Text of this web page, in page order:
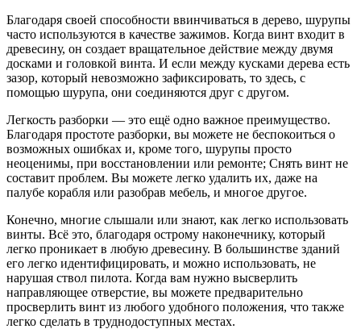
Благодаря своей способности ввинчиваться в дерево, шурупы
часто используются в качестве зажимов. Когда винт входит в
древесину, он создает вращательное действие между двумя
досками и головкой винта. И если между кусками дерева есть
зазор, который невозможно зафиксировать, то здесь, с
помощью шурупа, они соединяются друг с другом.
Легкость разборки — это ещё одно важное преимущество.
Благодаря простоте разборки, вы можете не беспокоиться о
возможных ошибках и, кроме того, шурупы просто
неоценимы, при восстановлении или ремонте; Снять винт не
составит проблем. Вы можете легко удалить их, даже на
палубе корабля или разобрав мебель, и многое другое.
Конечно, многие слышали или знают, как легко использовать
винты. Всё это, благодаря острому наконечнику, который
легко проникает в любую древесину. В большинстве зданий
его легко идентифицировать, и можно использовать, не
нарушая ствол пилота. Когда вам нужно высверлить
направляющее отверстие, вы можете предварительно
просверлить винт из любого удобного положения, что также
легко сделать в труднодоступных местах.